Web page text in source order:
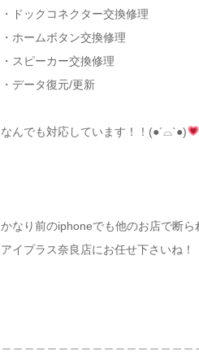
・ドックコネクター交換修理
・ホームボタン交換修理
・スピーカー交換修理
・データ復元/更新
なんでも対応しています！！(●´⌓`●)
かなり前のiphoneでも他のお店で断ら
アイプラス奈良店にお任せ下さいね！